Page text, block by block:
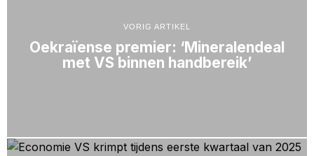
VORIG ARTIKEL
Oekraïense premier: ‘Mineralendeal
met VS binnen handbereik’